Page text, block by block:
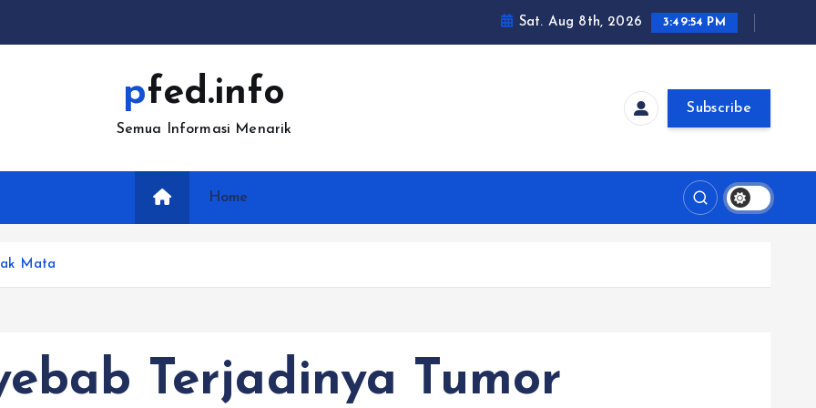
Sat. Aug 8th, 2026 3:49:55 PM
pfed.info
Semua Informasi Menarik
Subscribe
Home
Mata
Terjadinya Tumor